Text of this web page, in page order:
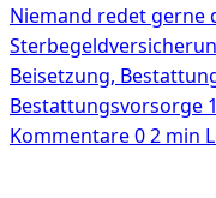
Niemand redet gerne
Beisetzung,
Bestattungsvorsorge
Kommentare 02 min